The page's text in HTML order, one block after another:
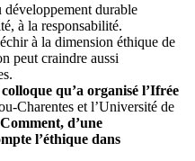
durable
à la responsabilité.
à la dimension éthique de
peut craindre aussi
colloque qu’a organisé l’Ifrée
Charentes et l’Université de
Comment, d’une
l’éthique dans